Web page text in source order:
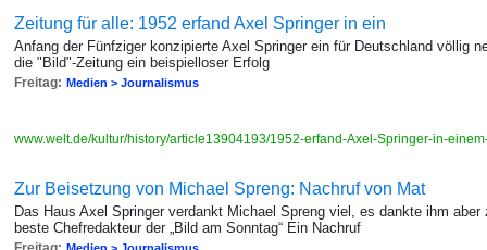
Zeitung für alle: 1952 erfand Axel Springer in ein
Anfang der Fünfziger konzipierte Axel Springer ein für Deutschland völlig
die "Bild"-Zeitung ein beispielloser Erfolg
Freitag: Medien > Journalismus
www.welt.de/kultur/history/article13904193/1952-erfand-Axel-Springer-in-
Zur Beisetzung von Michael Spreng: Nachruf von Mat
Das Haus Axel Springer verdankt Michael Spreng viel, es dankte ihm
beste Chefredakteur der „Bild am Sonntag“ Ein Nachruf